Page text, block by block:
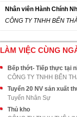
Nhân viên Hành Chính
CÔNG TY TNHH BẾN
LÀM VIỆC CÙNG
Bếp thớt- Tiếp thực tại
CÔNG TY TNHH BẾN
Tuyển Nhân Sự
Thủ kho